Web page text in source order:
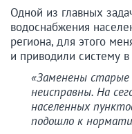
Одной из главных
водоснабжения
региона, для этого
и приводили систему
«Заменены
неисправны. На
населенных
подошло к